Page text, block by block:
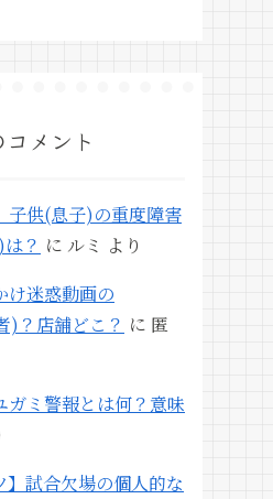
メント
子供(息子)の重度障害
？ に ルミ より
け迷惑動画の
)？店舗どこ？ に 匿
ガミ警報とは何？意味
】試合欠場の個人的な